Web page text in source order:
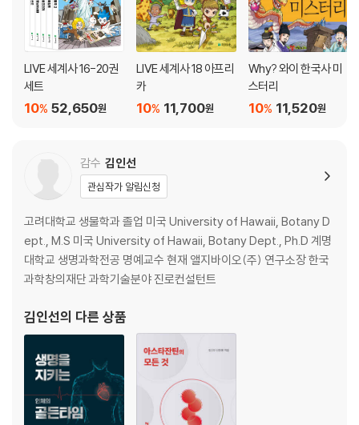
LIVE 세계사 16-20권
세트
52,650원
10%
LIVE 세계사 18 아프리
카
11,700원
10%
Why? 와이 한국사 미
스터리
11,520원
10%
감수 김인선
관심작가 알림신청
고려대학교 생물학과 졸업 미국 University of Hawaii, Botany D
ept., M.S 미국 University of Hawaii, Botany Dept., Ph.D 계명
대학교 생명과학전공 명예교수 현재 앨지바이오(주) 연구소장 한국
과학창의재단 과학기술분야 진로컨설턴트
김인선의 다른 상품